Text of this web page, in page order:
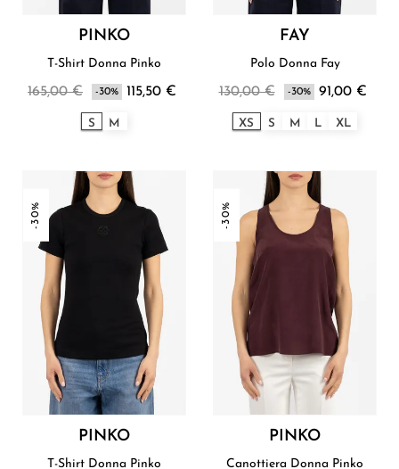
PINKO
T-Shirt Donna Pinko
165,00 € -30% 115,50 €
S M
FAY
Polo Donna Fay
130,00 € -30% 91,00 €
XS S M L XL
-30%
PINKO
T-Shirt Donna Pinko
-30%
PINKO
Canottiera Donna Pinko